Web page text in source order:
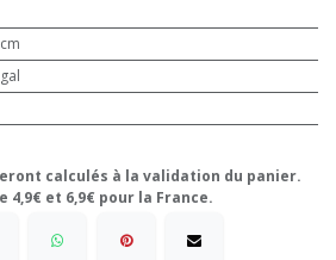
calculés à la validation du panier.
et 6,9€ pour la France.